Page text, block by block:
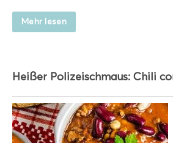
Mehr lesen
Heißer Polizeischmaus: Chili